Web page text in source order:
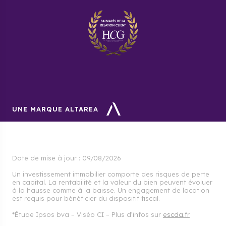
Acheter un programme neuf à Ludon-Médoc avec
Cogedim, c’est faire le choix d’un accompagnement
par des professionnels qualifiés. Depuis 1963, nos
experts vous soutiennent dans tous vos projets
immobiliers. Bénéficiez de notre expertise avant,
pendant et après votre achat pour investir en toute
UNE MARQUE ALTAREA
Date de mise à jour : 09/08/2026
Un investissement immobilier comporte des risques de perte
en capital. La rentabilité et la valeur du bien peuvent évoluer
à la hausse comme à la baisse. Un engagement de location
est requis pour bénéficier du dispositif fiscal.
*Étude Ipsos bva – Viséo CI – Plus d’infos sur escda.fr